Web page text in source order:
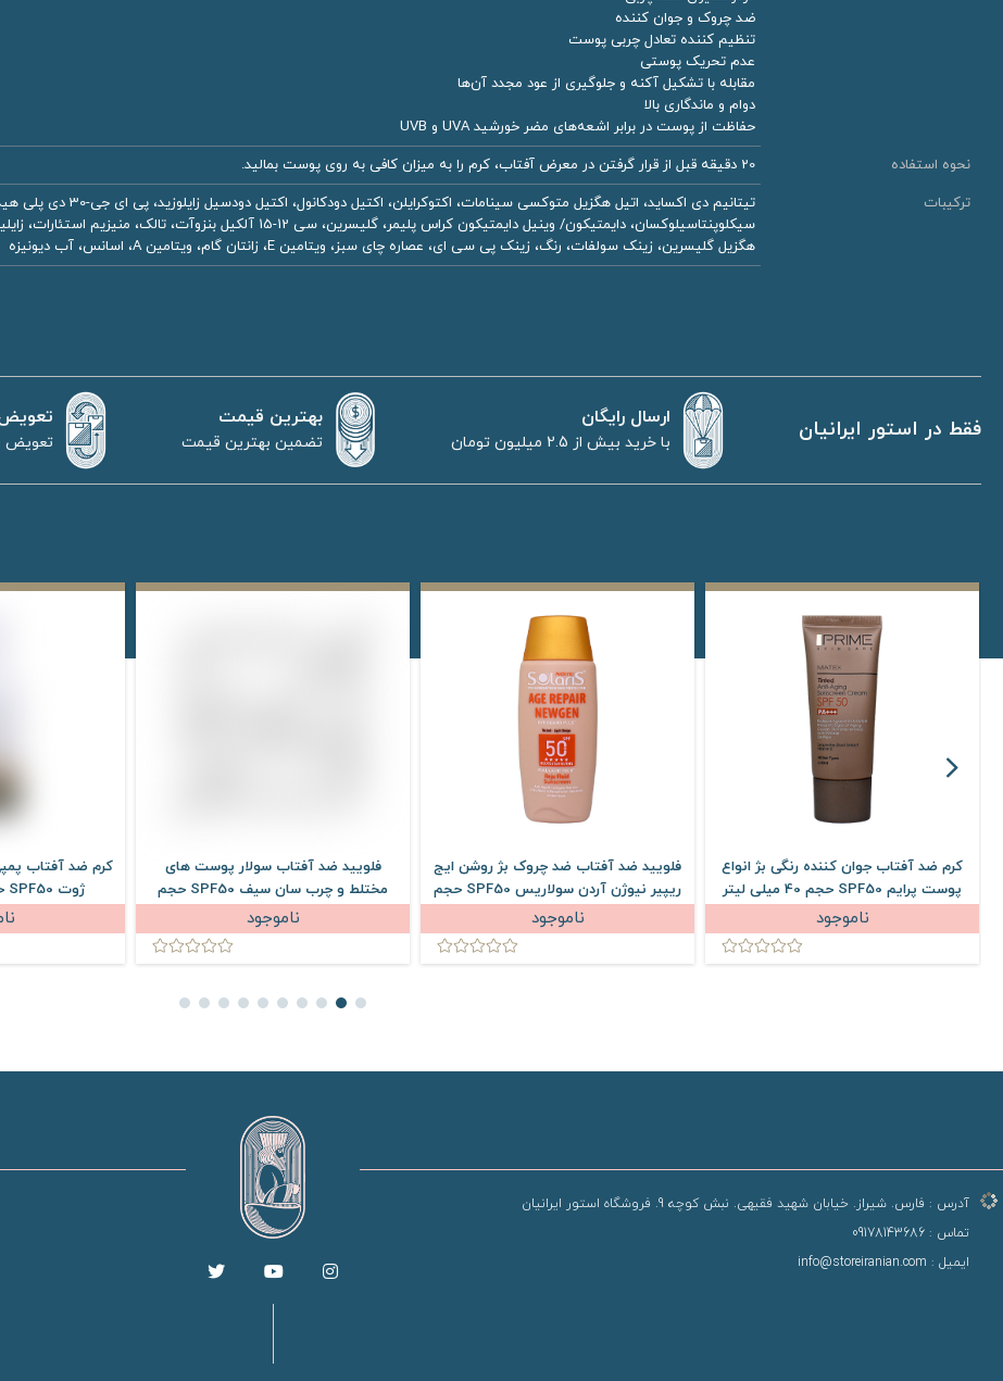
ضد چروک و جوان کننده
تنظیم کننده تعادل چربی پوست
عدم تحریک پوستی
مقابله با تشکیل آکنه و جلوگیری از عود مجدد آن‌‎ها
دوام و ماندگاری بالا
حفاظت از پوست در برابر اشعه‌‎های مضر خورشید UVA و UVB
نحوه استفاده
20 دقیقه قبل از قرار گرفتن در معرض آفتاب، کرم را به میزان کافی به روی پوست بمالید.
ترکیبات
تيتانيم دى اكسايد، اتيل
سيكلوپنتاسيلوكسان، دايمتيكون/ وينيل دايمتيكون كراس پليمر، گليسرين،
هگزيل گليسرين، زينک سولفات، رنگ، زينک پی سی ای، عصاره چاى سبز، ويتامين E، زانتان گام، ويتامين A، اسانس، آب ديونيزه
فقط در استور ایرانیان ارسال رایگان
با خرید بیش از 2.5 میلیون تومان
بهترین قیمت
تضمین بهترین قیمت
تعویض
تعویض
کرم ضد آفتاب جوان کننده رنگی بژ انواع
پوست پرایم SPF50 حجم 40 میلی لیتر
ناموجود
فلویید ضد آفتاب ضد چروک بژ روشن ایج
ریپیر نیوژن آردن سولاریس SPF50 حجم
75 میلی لیترناموجود
فلویید ضد آفتاب سولار پوست های
مختلط و چرب سان سیف SPF50 حجم
55 میلی لیترناموجود
کرم ضد آفتاب
ژوت SPF50 حجم 100 میلی لیتر
آدرس : فارس. شیراز. خیابان شهید فقیهی. نبش کوچه 9. فروشگاه استور ایرانیان
تماس : 09178143686
ایمیل : info@storeiranian.com